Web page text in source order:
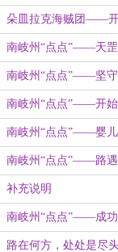
间。
朵皿拉克海贼团——
南岐州“点点”——
戌男
南岐州“点点”——坚
南岐州“点点”——开
南岐州“点点”——婴
南岐州“点点”——路遇
补充说明
南岐州“点点”――成
路在何方，处处是尽